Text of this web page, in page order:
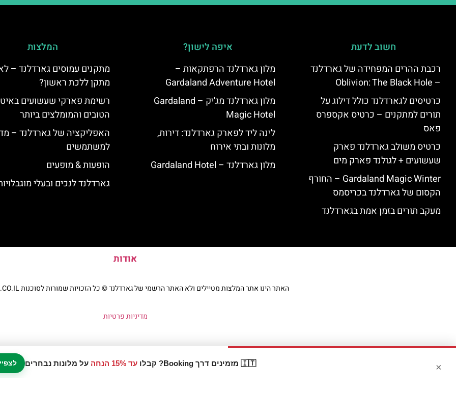
🇮🇹 מזמינים דרך Booking? קבלו עד 15% הנחה על מלונות נבחרים ×
חשוב לדעת
רכבת ההרים המפחידה של גארדלנד
– Oblivion: The Black Hole
כרטיסים לגארדלנד כולל דילוג על
תורים למתקנים – כרטיס אקספרס
פאס
כרטיס משולב גארדלנד פארק
שעשועים + לגולנד פארק מים
Gardaland Magic Winter – החורף
הקסום של גארדלנד בכריסמס
מעקב תורים בזמן אמת בגארדלנד
איפה לישון?
מלון גארדלנד הרפתקאות –
Gardaland Adventure Hotel
מלון גארדלנד מג'יק – Gardaland
Magic Hotel
לינה ליד לפארק גארדלנד: דירות,
מלונות ובתי אירוח
מלון גארדלנד – Gardaland Hotel
המלצות
מתקנים עמוסים גארדלנד –
מתקן ללכת ראשון?
רשימת פארקי שעשועים
הטובים והמומלצים ביותר
האפליקציה של גארדלנד –
למשתמשים
הופעות & מופעים
גארדלנד לנכים ובעלי
אודות
האתר הינו אתר המלצות מטיילים ולא האתר הרשמי של גארדלנד © כל הזכויות שמורות לסוכנות TRAVELERS.CO.IL
מדיניות פרטיות